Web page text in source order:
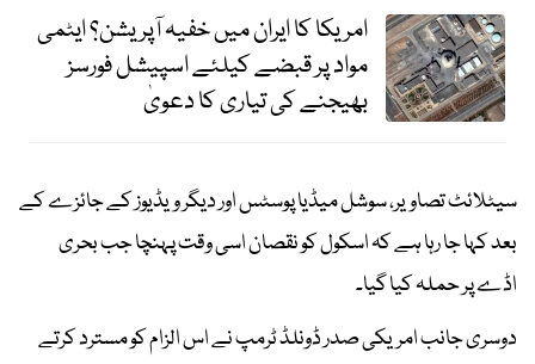
امریکا کا ایران میں خفیہ آپریشن؟ ایٹمی
مواد پر قبضے کیلئے اسپیشل فورسز
بھیجنے کی تیاری کا دعویٰ
سیٹلائٹ تصاویر، سوشل میڈیا پوسٹس اور دیگر ویڈیوز کے جائزے کے
بعد کہا جا رہا ہے کہ اسکول کو نقصان اسی وقت پہنچا جب بحری
اڈے پر حملہ کیا گیا۔
دوسری جانب امریکی صدر ڈونلڈ ٹرمپ نے اس الزام کو مسترد کرتے